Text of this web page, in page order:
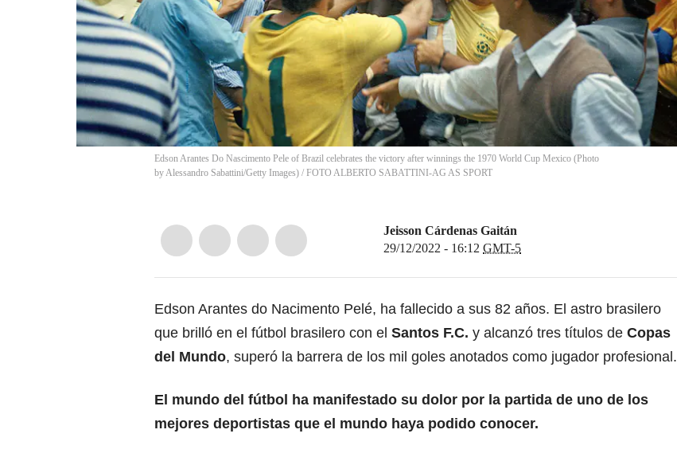
Edson Arantes Do Nascimento Pele of Brazil celebrates the victory after winnings the 1970 World Cup Mexico (Photo
by Alessandro Sabattini/Getty Images) / FOTO ALBERTO SABATTINI-AG AS SPORT
Jeisson Cárdenas Gaitán
29/12/2022 - 16:12 GMT-5
Edson Arantes do Nacimento Pelé, ha fallecido a sus 82 años. El astro brasilero
que brilló en el fútbol brasilero con el Santos F.C. y alcanzó tres títulos de Copas
del Mundo, superó la barrera de los mil goles anotados como jugador profesional.
El mundo del fútbol ha manifestado su dolor por la partida de uno de los
mejores deportistas que el mundo haya podido conocer.